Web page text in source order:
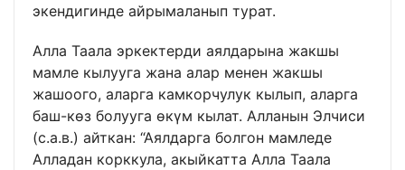
экендигинде айрымаланып турат.
Алла Таала эркектерди аялдарына жакшы
мамле кылууга жана алар менен жакшы
жашоого, аларга камкорчулук кылып, аларга
баш-көз болууга өкүм кылат. Алланын Элчиси
(с.а.в.) айткан: “Аялдарга болгон мамледе
Алладан корккула, акыйкатта Алла Таала